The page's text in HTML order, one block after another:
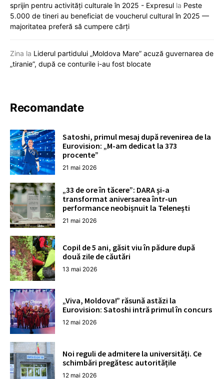
sprijin pentru activități culturale în 2025 - Expresul la Peste
5.000 de tineri au beneficiat de voucherul cultural în 2025 —
majoritatea preferă să cumpere cărți
Zina la Liderul partidului „Moldova Mare” acuză guvernarea de
„tiranie”, după ce conturile i-au fost blocate
Recomandate
Satoshi, primul mesaj după revenirea de la
Eurovision: „M-am dedicat la 373
procente”
21 mai 2026
„33 de ore în tăcere”: DARA și-a
transformat aniversarea într-un
performance neobișnuit la Telenești
21 mai 2026
Copil de 5 ani, găsit viu în pădure după
două zile de căutări
13 mai 2026
„Viva, Moldova!” răsună astăzi la
Eurovision: Satoshi intră primul în concurs
12 mai 2026
Noi reguli de admitere la universități. Ce
schimbări pregătesc autoritățile
12 mai 2026